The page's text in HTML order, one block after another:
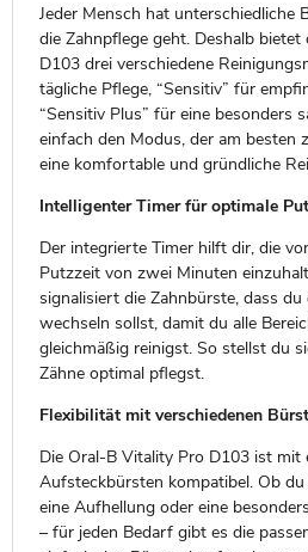
Jeder Mensch hat unterschiedliche
die Zahnpflege geht. Deshalb
D103 drei verschiedene
tägliche Pflege, “Sensitiv” für
“Sensitiv Plus” für eine besonders
einfach den Modus, der am besten
eine komfortable und gründliche
Intelligenter Timer für optimale
Der integrierte Timer hilft dir, die
Putzzeit von zwei Minuten
signalisiert die Zahnbürste, dass
wechseln sollst, damit du alle
gleichmäßig reinigst. So stellst du
Zähne optimal pflegst.
Flexibilität mit verschiedenen
Die Oral-B Vitality Pro D103 ist mit
Aufsteckbürsten kompatibel. Ob du
eine Aufhellung oder eine
– für jeden Bedarf gibt es die